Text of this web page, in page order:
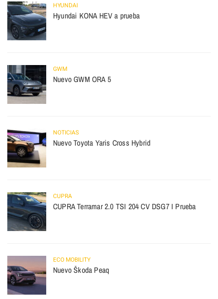
HYUNDAI
Hyundai KONA HEV a prueba
GWM
Nuevo GWM ORA 5
NOTICIAS
Nuevo Toyota Yaris Cross Hybrid
CUPRA
CUPRA Terramar 2.0 TSI 204 CV DSG7 I Prueba
ECO MOBILITY
Nuevo Škoda Peaq